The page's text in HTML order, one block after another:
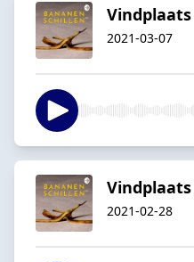
2021-03-07
Vindplaats
2021-02-28